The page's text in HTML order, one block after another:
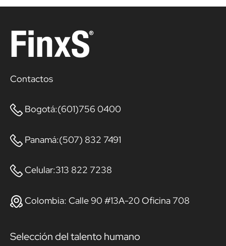
Contactos
Bogotá:(601)756 0400
Panamá:(507) 832 7491
Celular:313 822 7238
Colombia: Calle 90 #13A-20 Oficina 708
Selección del talento humano